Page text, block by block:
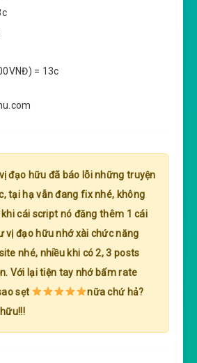
= 13c
đạo hữu đã báo lỗi những truyện
tại hạ vẫn đang fix nhé, không
cái script nó đăng thêm 1 cái
vị đạo hữu nhớ xài chức năng
nhé, nhiều khi có 2, 3 posts
Với lại tiện tay nhớ bấm rate
sẹt
nữa chứ hả?